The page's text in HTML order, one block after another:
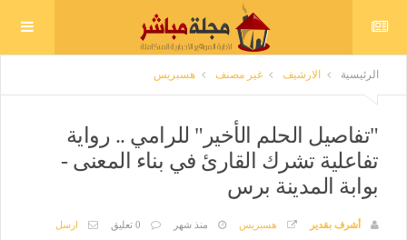
الرئيسية الارشيف غير مصنف هسبريس
"تفاصيل الحلم الأخير" للرامي .. رواية
تفاعلية تشرك القارئ في بناء المعنى -
بوابة المدينة برس
أشرف بقدير هسبريس منذ شهر 0 تعليق
ارسل